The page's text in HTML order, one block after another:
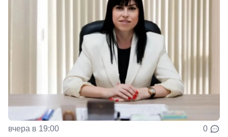
вчера в 19:00 0